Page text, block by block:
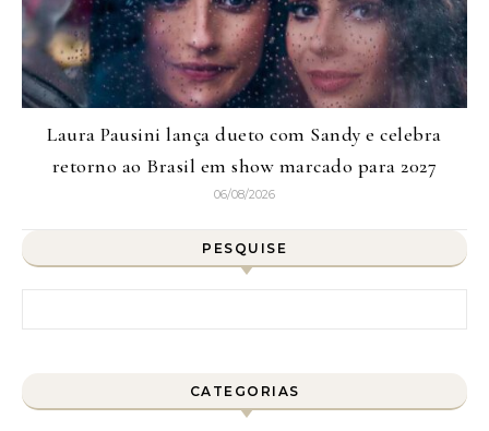
Laura Pausini lança dueto com Sandy e celebra
retorno ao Brasil em show marcado para 2027
06/08/2026
PESQUISE
CATEGORIAS